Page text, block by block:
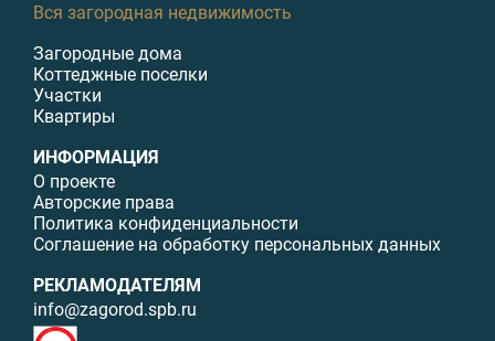
Вся загородная недвижимость
Загородные дома
Коттеджные поселки
Участки
Квартиры
ИНФОРМАЦИЯ
О проекте
Авторские права
Политика конфиденциальности
Соглашение на обработку персональных данных
РЕКЛАМОДАТЕЛЯМ
info@zagorod.spb.ru